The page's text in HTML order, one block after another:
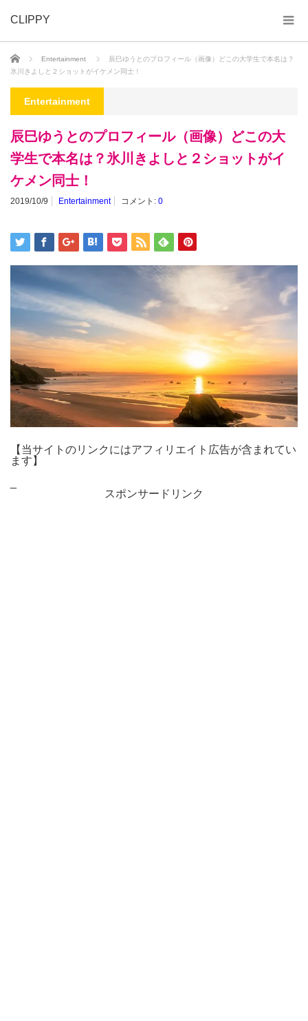
CLIPPY
ホーム Entertainment
辰巳ゆうとのプロフィール（画像）どこの大学生で本名は？
氷川きよしと２ショットがイケメン同士！
Entertainment
辰巳ゆうとのプロフィール（画像）どこの大
学生で本名は？氷川きよしと２ショットがイ
ケメン同士！
2019/10/9 Entertainment コメント: 0
【当サイトのリンクにはアフィリエイト広告が含まれてい
ます】
スポンサードリンク